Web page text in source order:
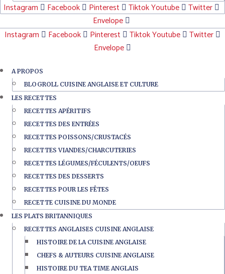
Instagram Facebook Pinterest TiktokYoutube
Twitter
Envelope
Instagram
Facebook Pinterest TiktokYoutube
Twitter
Envelope
A PROPOS
BLOGROLL CUISINE ANGLAISE ET CULTURE
LES RECETTES
RECETTES APÉRITIFS
RECETTES DES ENTRÉES
RECETTES POISSONS/CRUSTACÉS
RECETTES VIANDES/CHARCUTERIES
RECETTES LÉGUMES/FÉCULENTS/OEUFS
RECETTES DES DESSERTS
RECETTES POUR LES FÊTES
RECETTE CUISINE DU MONDE
LES PLATS BRITANNIQUES
RECETTES ANGLAISES CUISINE ANGLAISE
HISTOIRE DE LA CUISINE ANGLAISE
CHEFS & AUTEURS CUISINE ANGLAISE
HISTOIRE DU TEA TIME ANGLAIS